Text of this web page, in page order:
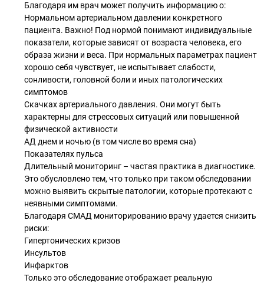
Благодаря им врач может получить информацию о:
Нормальном артериальном давлении конкретного
пациента. Важно! Под нормой понимают индивидуальные
показатели, которые зависят от возраста человека, его
образа жизни и веса. При нормальных параметрах пациент
хорошо себя чувствует, не испытывает слабости,
сонливости, головной боли и иных патологических
симптомов
Скачках артериального давления. Они могут быть
характерны для стрессовых ситуаций или повышенной
физической активности
АД днем и ночью (в том числе во время сна)
Показателях пульса
Длительный мониторинг – частая практика в диагностике.
Это обусловлено тем, что только при таком обследовании
можно выявить скрытые патологии, которые протекают с
неявными симптомами.
Благодаря СМАД мониторированию врачу удается снизить
риски:
Гипертонических кризов
Инсультов
Инфарктов
Только это обследование отображает реальную